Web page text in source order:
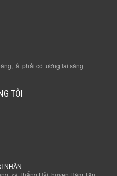
tất phải có tương lai sáng
TÔI
NHÂN